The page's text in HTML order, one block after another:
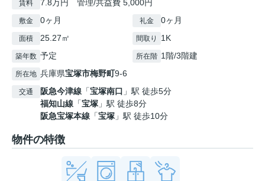
賃料 7.8万円 管理/共益費 5,000円
敷金 0ヶ月 礼金 0ヶ月
面積 25.27㎡ 間取り 1K
築年数 予定 所在階 1階/3階建
所在地 兵庫県宝塚市梅野町9-6
交通 阪急今津線 「宝塚南口 」駅 徒歩5分
福知山線 「宝塚 」駅 徒歩8分
阪急宝塚本線 「宝塚 」駅 徒歩10分
物件の特徴